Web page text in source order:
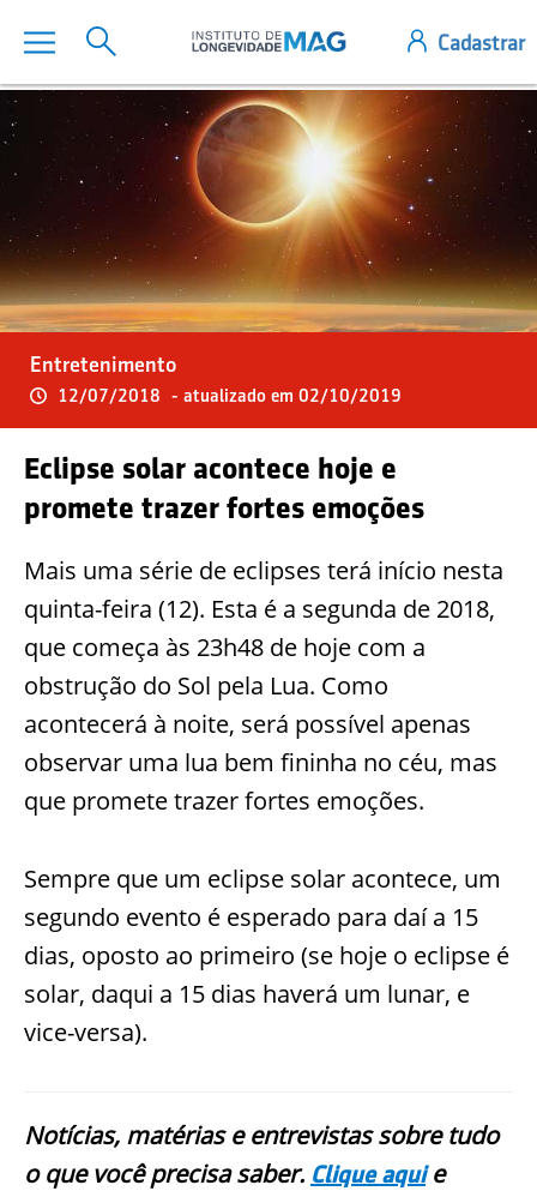
Entretenimento
12/07/2018 - atualizado em 02/10/2019
Eclipse solar acontece hoje e
promete trazer fortes emoções
Mais uma série de eclipses terá início nesta
quinta-feira (12). Esta é a segunda de 2018,
que começa às 23h48 de hoje com a
obstrução do Sol pela Lua. Como
acontecerá à noite, será possível apenas
observar uma lua bem fininha no céu, mas
que promete trazer fortes emoções.
Sempre que um eclipse solar acontece, um
segundo evento é esperado para daí a 15
dias, oposto ao primeiro (se hoje o eclipse é
solar, daqui a 15 dias haverá um lunar, e
vice-versa).
Notícias, matérias e entrevistas sobre tudo
o que você precisa saber. Clique aquie